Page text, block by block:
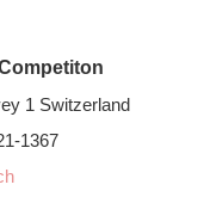
1 Switzerland
1367